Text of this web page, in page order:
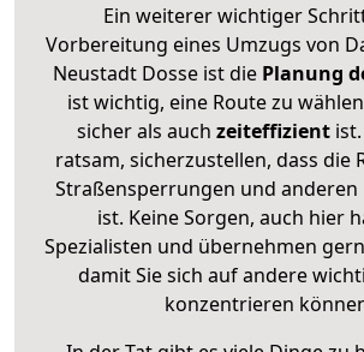
Ein weiterer wichtiger
Vorbereitung eines Umzugs von
Neustadt Dosse ist die Planung
ist wichtig, eine Route zu
sicher als auch zeiteffizientist.
ratsam, sicherzustellen, dass die
Straßensperrungen und anderen
ist. Keine Sorgen, auch hier
Spezialisten und übernehmen
damit Sie sich auf andere
konzentrieren